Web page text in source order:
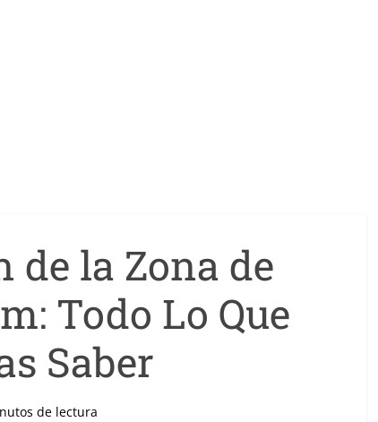
de la Zona de
Todo Lo Que
Saber
de lectura